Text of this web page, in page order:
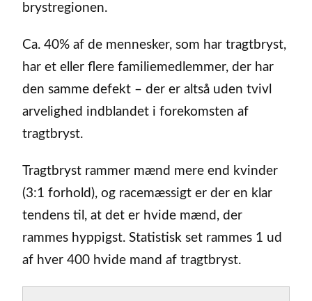
brystregionen.
Ca. 40% af de mennesker, som har tragtbryst,
har et eller flere familiemedlemmer, der har
den samme defekt – der er altså uden tvivl
arvelighed indblandet i forekomsten af
tragtbryst.
Tragtbryst rammer mænd mere end kvinder
(3:1 forhold), og racemæssigt er der en klar
tendens til, at det er hvide mænd, der
rammes hyppigst. Statistisk set rammes 1 ud
af hver 400 hvide mand af tragtbryst.